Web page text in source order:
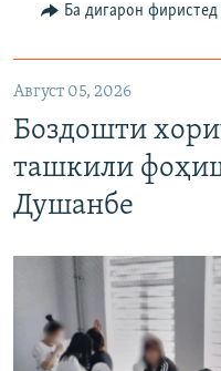
Ба дигарон фиристед
Август 05, 2026
Боздошти
ташкили
Душанбе